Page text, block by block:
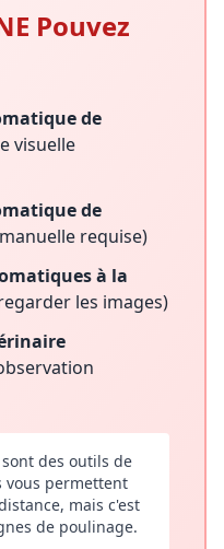
Pouvez
de
visuelle
de
requise)
à la
les images)
des outils de
vous permettent
mais c'est
de poulinage.